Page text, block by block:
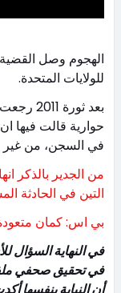
الهجوم وصل
للولايات المتحدة.
بعد
حوارية قالت فيها
في السجن، من غير
من الجدير بالذكر
التين في الحادثة
بي اس: كمان
في النهاية السؤال
في تحقيق صحفي